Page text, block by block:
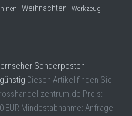
Weihnachten Werkzeug
Sonderposten
Diesen Artikel finden Sie
zentrum.de Preis:
EUR Mindestabnahme: Anfrage